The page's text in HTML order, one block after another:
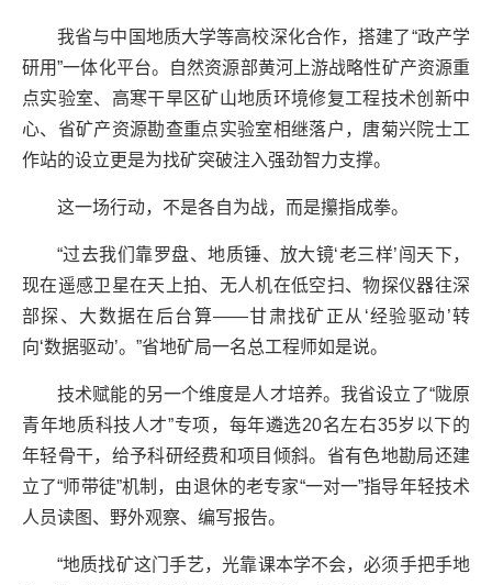
我省与中国地质大学等高校深化合作，搭建了“政产学
研用”一体化平台。自然资源部黄河上游战略性矿产资源重
点实验室、高寒干旱区矿山地质环境修复工程技术创新中
心、省矿产资源勘查重点实验室相继落户，唐菊兴院士工
作站的设立更是为找矿突破注入强劲智力支撑。
这一场行动，不是各自为战，而是攥指成拳。
“过去我们靠罗盘、地质锤、放大镜‘老三样’闯天下，
现在遥感卫星在天上拍、无人机在低空扫、物探仪器往深
部探、大数据在后台算——甘肃找矿正从‘经验驱动’转
向‘数据驱动’。”省地矿局一名总工程师如是说。
技术赋能的另一个维度是人才培养。我省设立了“陇原
青年地质科技人才”专项，每年遴选20名左右35岁以下的
年轻骨干，给予科研经费和项目倾斜。省有色地勘局还建
立了“师带徒”机制，由退休的老专家“一对一”指导年轻技术
人员读图、野外观察、编写报告。
“地质找矿这门手艺，光靠课本学不会，必须手把手地